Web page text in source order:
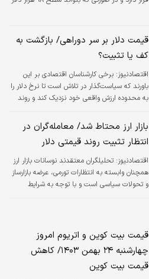
واکنش‌های قوی بازار در گذشته و قدرت خرید
فعال در این ناحیه می‌تواند فشار زیادی را به
قیمت وارد کند.
قیمت دلار بر سر دوراهی/ بازگشت به
کف یا تثبیت؟
اقتصادنیوز: برخی کارشناسان اقتصادی بر این
باورند که سیاست‌گذار در تلاش است تا نرخ دلار را
به محدوده ارزش واقعی خود نزدیک کند و روند
گفته این گروه، هدف اصلی، کاهش تدریجی قیمت
دلار و بازگرداندن آن به کریدور هفتم است، اما
انتظارات تورمی و فضای احتیاطی بازار، مانعی
جدی در برابر این کاهش به شمار می‌رود.
بازار ارز محتاط شد/ معامله‌گران در
انتظار تثبیت روند قیمتی دلار
اقتصادنیوز: تحلیلگران معتقدند نوسانات بازار ارز
همچنان وابسته به انتظارات تورمی، عرضه بازارساز
و تحولات سیاسی است و با توجه به شرایط
قیمت بیت کوین و اتریوم امروز
چهارشنبه ۲۴ بهمن ۱۴۰۳/ کاهش
قیمت بیت کوین